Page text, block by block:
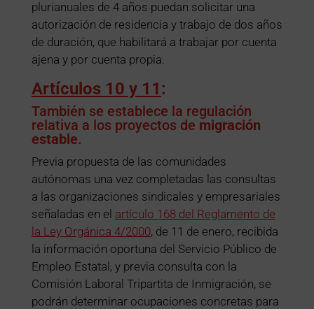
plurianuales de 4 años puedan solicitar una
autorización de residencia y trabajo de dos años
de duración, que habilitará a trabajar por cuenta
ajena y por cuenta propia.
Artículos 10 y 11:
También se establece la regulación
relativa a los proyectos de migración
estable.
Previa propuesta de las comunidades
autónomas una vez completadas las consultas
a las organizaciones sindicales y empresariales
señaladas en el artículo 168 del Reglamento de
la Ley Orgánica 4/2000, de 11 de enero, recibida
la información oportuna del Servicio Público de
Empleo Estatal, y previa consulta con la
Comisión Laboral Tripartita de Inmigración, se
podrán determinar ocupaciones concretas para